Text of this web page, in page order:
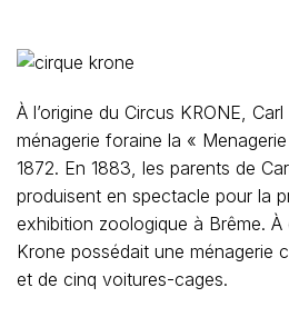
À l’origine du Circus KRONE,
ménagerie foraine la «
1872. En 1883, les parents de
produisent en spectacle pour la
exhibition zoologique à Brême.
Krone possédait une ménagerie
et de cinq voitures-cages.